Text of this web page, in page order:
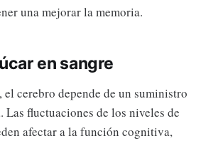
una mejorar la memoria.
en sangre
el cerebro depende de un suministro
Las fluctuaciones de los niveles de
afectar a la función cognitiva,